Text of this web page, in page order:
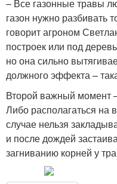
– Все газонные травы
газон нужно разбивать
говорит агроном
построек или под
но она сильно
должного эффекта –
Второй важный момент
Либо располагаться на
случае нельзя
и после дождей
загниванию корней у